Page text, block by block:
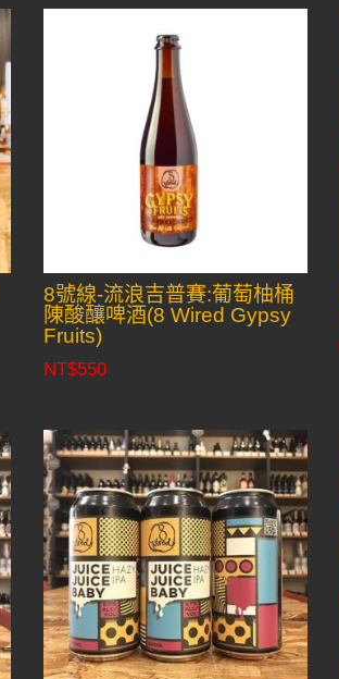
8號線-流浪吉普賽:葡萄柚桶
陳酸釀啤酒(8 Wired Gypsy
Fruits)
NT$550